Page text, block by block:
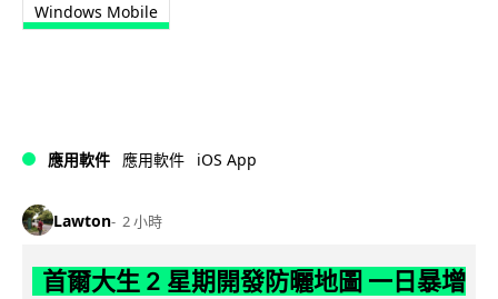
Windows Mobile
應用軟件 應用軟件 iOS App
Lawton 2 小時
首爾大生 2 星期開發防曬地圖 一日暴增